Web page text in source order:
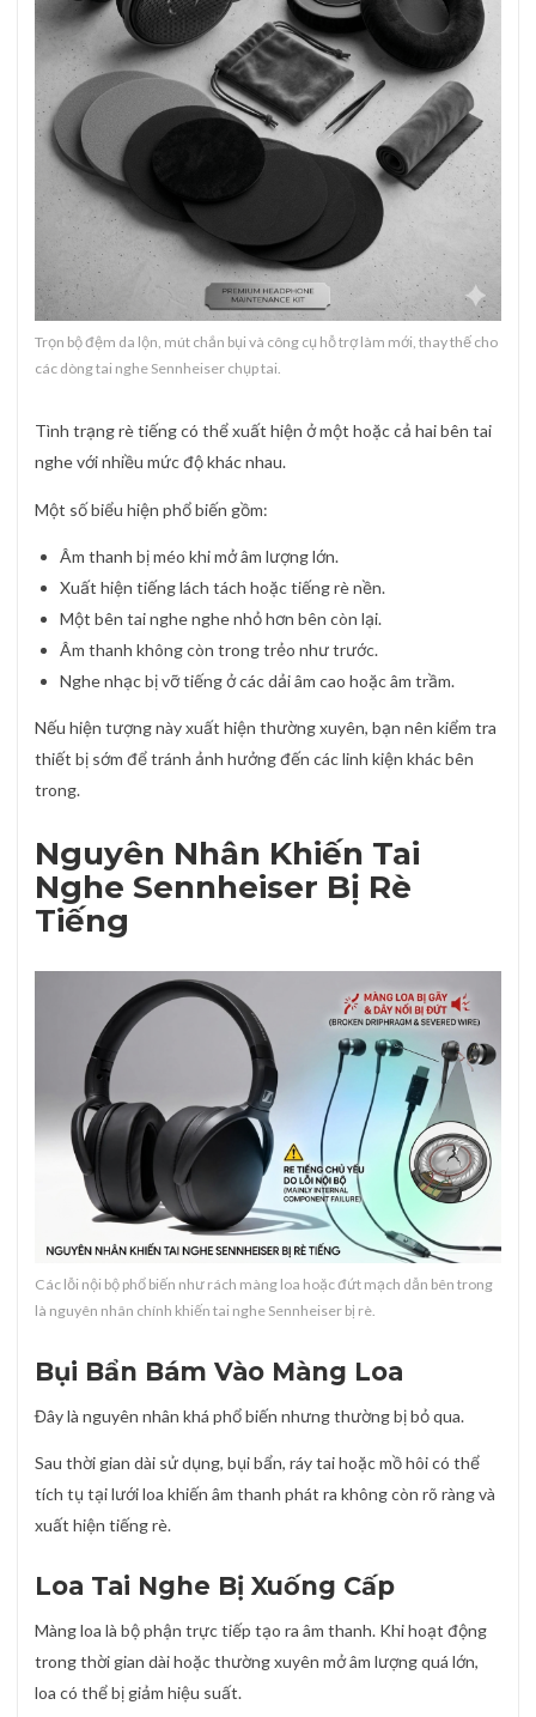
Trọn bộ đệm da lộn, mút chắn bụi và công cụ hỗ trợ làm mới, thay thế cho
các dòng tai nghe Sennheiser chụp tai.
Tình trạng rè tiếng có thể xuất hiện ở một hoặc cả hai bên tai
nghe với nhiều mức độ khác nhau.
Một số biểu hiện phổ biến gồm:
Âm thanh bị méo khi mở âm lượng lớn.
Xuất hiện tiếng lách tách hoặc tiếng rè nền.
Một bên tai nghe nghe nhỏ hơn bên còn lại.
Âm thanh không còn trong trẻo như trước.
Nghe nhạc bị vỡ tiếng ở các dải âm cao hoặc âm trầm.
Nếu hiện tượng này xuất hiện thường xuyên, bạn nên kiểm tra
thiết bị sớm để tránh ảnh hưởng đến các linh kiện khác bên
trong.
Nguyên Nhân Khiến Tai
Nghe Sennheiser Bị Rè
Tiếng
Các lỗi nội bộ phổ biến như rách màng loa hoặc đứt mạch dẫn bên trong
là nguyên nhân chính khiến tai nghe Sennheiser bị rè.
Bụi Bẩn Bám Vào Màng Loa
Đây là nguyên nhân khá phổ biến nhưng thường bị bỏ qua.
Sau thời gian dài sử dụng, bụi bẩn, ráy tai hoặc mồ hôi có thể
tích tụ tại lưới loa khiến âm thanh phát ra không còn rõ ràng và
xuất hiện tiếng rè.
Loa Tai Nghe Bị Xuống Cấp
Màng loa là bộ phận trực tiếp tạo ra âm thanh. Khi hoạt động
trong thời gian dài hoặc thường xuyên mở âm lượng quá lớn,
loa có thể bị giảm hiệu suất.